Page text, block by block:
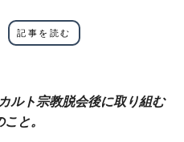
記事を読む
ルト宗教脱会後に取り組む
と。